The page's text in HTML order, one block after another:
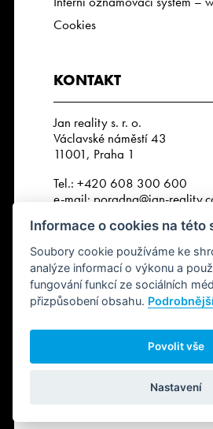
Cookies
KONTAKT
Jan reality s. r. o.
Václavské náměstí 43
11001, Praha 1
Tel.:+420 608 300 600
e-mail: poradna@jan-
IČO: 29057752
DIČ: CZ29057752
Číslo depozitního účtu r. k.:
2202612637 / 2010
SLEDUJTE NÁS
Informace o cookies na této
Soubory cookie používáme ke
analýze informací o výkonu a
fungování funkcí ze sociálních
přizpůsobení obsahu.
Povolit vše
Nastavení